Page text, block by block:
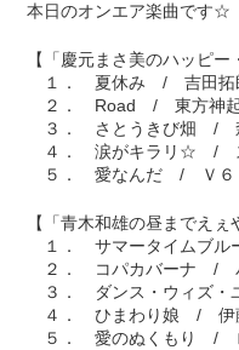
本日のオンエア楽曲です☆
【「慶元まさ美のハッピ
１． 夏休み / 吉田拓
２． Road / 東方神
３． さとうきび畑 /
４． 涙がキラリ☆ /
５． 愛なんだ / Ｖ６
【「青木和雄の昼までえ
１． サマータイムブ
２． コパカバーナ /
３． ダンス・ウィズ
４． ひまわり娘 / 伊
５． 愛のぬくもり /